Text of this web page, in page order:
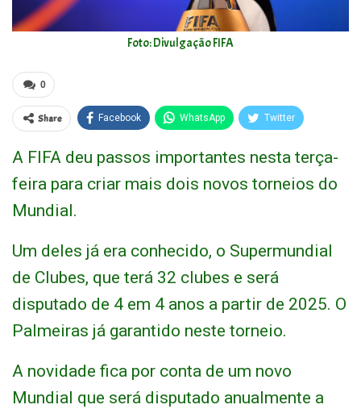
Foto: Divulgação FIFA
0
Share Facebook WhatsApp Twitter
A FIFA deu passos importantes nesta terça-
feira para criar mais dois novos torneios do
Mundial.
Um deles já era conhecido, o Supermundial
de Clubes, que terá 32 clubes e será
disputado de 4 em 4 anos a partir de 2025. O
Palmeiras já garantido neste torneio.
A novidade fica por conta de um novo
Mundial que será disputado anualmente a